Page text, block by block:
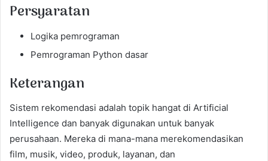
Persyaratan
Logika pemrograman
Pemrograman Python dasar
Keterangan
Sistem rekomendasi adalah topik hangat di Artificial
Intelligence dan banyak digunakan untuk banyak
perusahaan. Mereka di mana-mana merekomendasikan
film, musik, video, produk, layanan, dan